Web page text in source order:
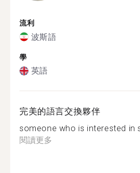
流利
波斯語
學
英語
完美的語言交換夥伴
someone who is interested in
閱讀更多